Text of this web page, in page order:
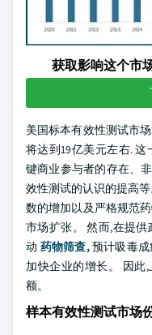
获取影响这个市
美国标本有效性测试市
将达到19亿美元左右.
键商业参与者的存在、
效性测试的认识的提高
数的增加以及严格规范
市场扩张。 然而,在提
动 药物筛查,预计吸毒成
加快企业的增长。 因此
额。
样本有效性测试市场